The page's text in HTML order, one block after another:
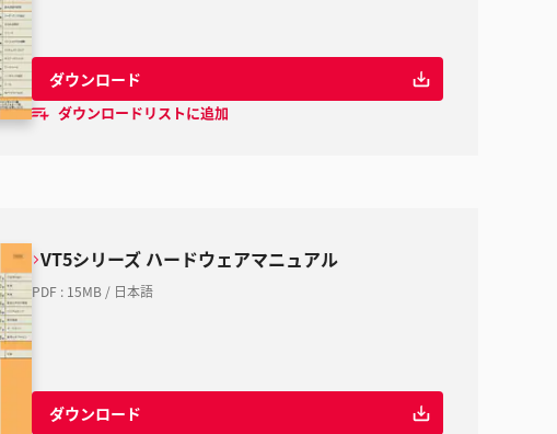
ダウンロード
ダウンロードリストに追加
VT5シリーズ ハードウェアマニュアル
PDF : 15MB / 日本語
ダウンロード